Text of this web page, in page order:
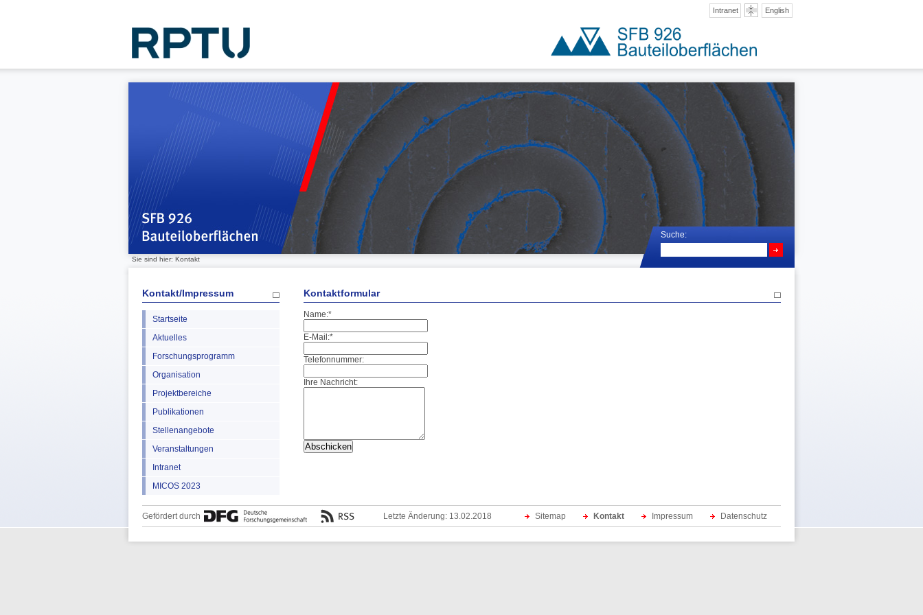
English
Intranet
Suche:
Sie sind hier: Kontakt
Kontakt/Impressum
Startseite
Aktuelles
Forschungsprogramm
Organisation
Projektbereiche
Publikationen
Stellenangebote
Veranstaltungen
Intranet
MICOS 2023
Kontaktformular
Name:*
E-Mail:*
Telefonnummer:
Ihre Nachricht:
Gefördert durch Sitemap Kontakt Impressum Datenschutz
Letzte Änderung: 13.02.2018